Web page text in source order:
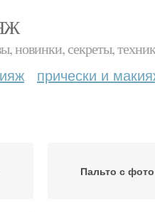
новинки, секреты,
прически и
Пальто с фото